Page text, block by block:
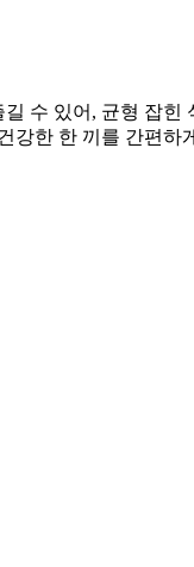
수 있어, 균형 잡힌
한 한 끼를 간편하